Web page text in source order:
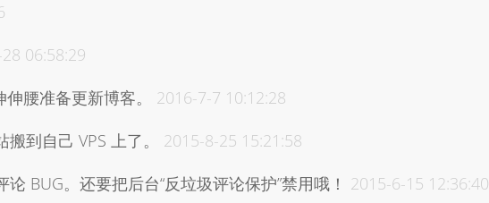
06:58:29
腰准备更新博客。
2016-7-7 10:12:28
到自己 VPS 上了。
2015-8-25 15:21:58
BUG。还要把后台“反垃圾评论保护”禁用哦！ 2015-6-15 12:36:40